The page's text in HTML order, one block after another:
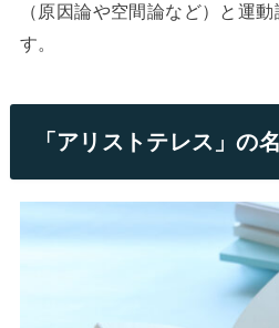
（原因論や空間論など）と運
す。
「アリストテレス」の